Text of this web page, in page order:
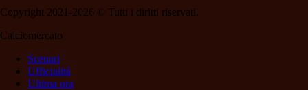
Copyright 2021-2026 © Tutti i diritti riservati.
Calciomercato
Scenari
Ufficialità
Ultima ora